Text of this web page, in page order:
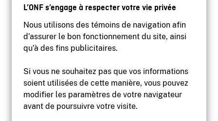
L’ONF s’engage à respecter votre vie privée
Nous utilisons des témoins de navigation afin
d’assurer le bon fonctionnement du site, ainsi
qu’à des fins publicitaires.
Si vous ne souhaitez pas que vos informations
soient utilisées de cette manière, vous pouvez
modifier les paramètres de votre navigateur
avant de poursuivre votre visite.
Accessibilité
Site institutionnel